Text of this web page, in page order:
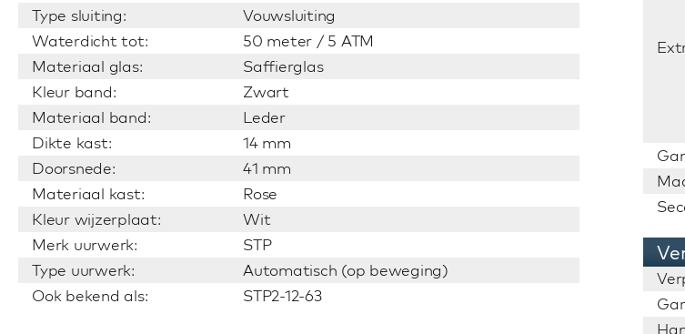
Type sluiting:
Vouwsluiting
Waterdicht tot:
50 meter / 5 ATM
Materiaal glas:
Saffierglas
Kleur band:
Zwart
Materiaal band:
Leder
Dikte kast:
14 mm
Doorsnede:
41 mm
Materiaal kast:
Rose
Kleur wijzerplaat:
Wit
Merk uurwerk:
STP
Type uurwerk:
Automatisch (op beweging)
Ook bekend als:
STP2-12-63